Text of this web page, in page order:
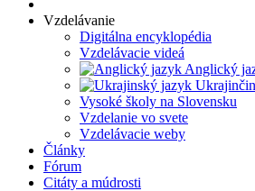
Vzdelávanie
Digitálna encyklopédia
Vzdelávacie videá
Anglický
Vysoké školy na Slovensku
Vzdelanie vo svete
Vzdelávacie weby
Články
Fórum
Citáty a múdrosti